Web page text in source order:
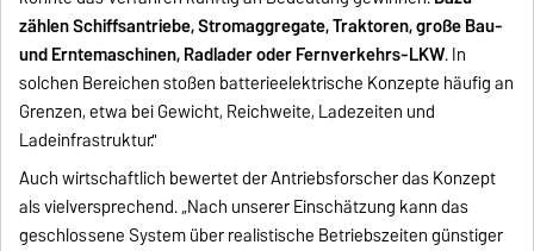
zählen Schiffsantriebe, Stromaggregate, Traktoren, große Bau-
und Erntemaschinen, Radlader oder Fernverkehrs-LKW. In
solchen Bereichen stoßen batterieelektrische Konzepte häufig an
Grenzen, etwa bei Gewicht, Reichweite, Ladezeiten und
Ladeinfrastruktur."
Auch wirtschaftlich bewertet der Antriebsforscher das Konzept
als vielversprechend. „Nach unserer Einschätzung kann das
geschlossene System über realistische Betriebszeiten günstiger